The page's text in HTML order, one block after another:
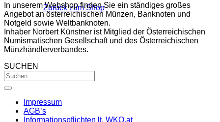
Zurück zum Shop
In unserem Webshop finden Sie ein ständiges großes
Angebot an österreichischen Münzen, Banknoten und
Notgeld sowie Weltbanknoten.
Inhaber Norbert Künstner ist Mitglied der Österreichischen
Numismatischen Gesellschaft und des Österreichischen
Münzhändlerverbandes.
SUCHEN
Impressum
AGB’s
Informationspflichten lt. WKO.at